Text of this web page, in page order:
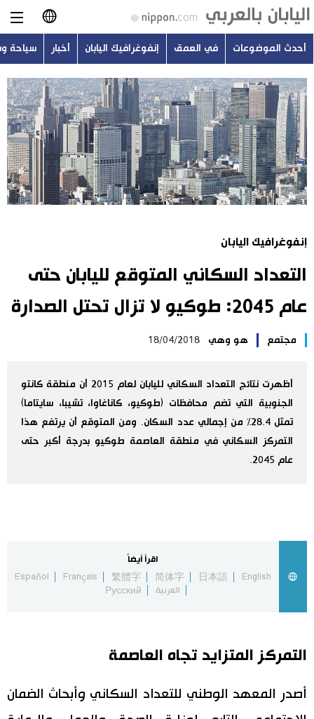
日本語
English
简体字
繁體字
Français
Русский
أحدث الموضوعات
في العمق
اليابان في فيديو
الأقسام
تجارب وآراء
سياسة
اقتصاد
مجتمع
موسوعة اليابان
المطبخ الياباني
أحدث الموضوعات في العمق إنفوغرافيك اليابان أخبار سياحة
إنفوغرافيك اليابان
التعداد السكاني المتوقع لليابان حتى
عام 2045: طوكيو لا تزال تحتل الصدارة
مجتمع هو وهي 18/04/2018
أظهرت نتائج التعداد السكاني لليابان لعام 2015 أن منطقة كانتو
الجنوبية التي تضم محافظات (طوكيو، كاناغاوا، تشيبا، سايتاما)
تمثل 28.4% من إجمالي عدد السكان. ومن المتوقع أن يرتفع هذا
التمركز السكاني في منطقة العاصمة طوكيو بدرجة أكبر حتى
عام 2045.
اقرأ أيضاً
English
日本語
简体字
繁體字
Français
Español
العربية
Русский
التمركز المتزايد تجاه العاصمة
أصدر المعهد الوطني للتعداد السكاني وأبحاث الضمان